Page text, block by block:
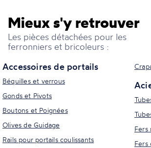
Mieux s'y retrouver
Les pièces détachées pour les
ferronniers et bricoleurs :
Accessoires de portails
Béquilles et verrous
Gonds et Pivots
Boutons et Poignées
Olives de Guidage
Rails pour portails coulissants
Fers
Fers